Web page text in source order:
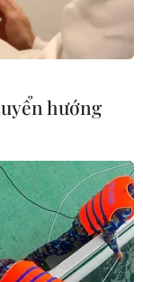
Việt Nam
tuyển Việt
đến vòng loại
châu Á.
hướng